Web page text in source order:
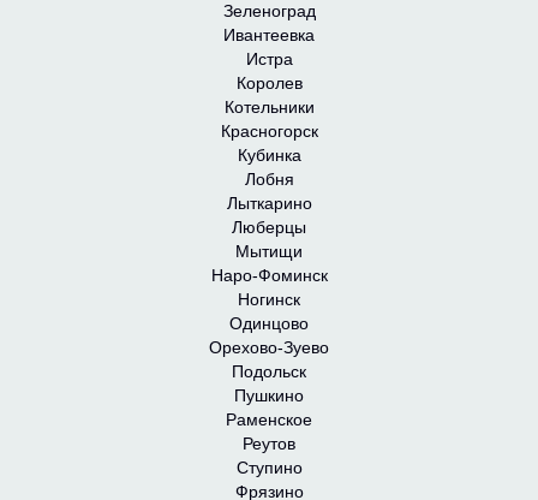
Зеленоград
Ивантеевка
Истра
Королев
Котельники
Красногорск
Кубинка
Лобня
Лыткарино
Люберцы
Мытищи
Наро-Фоминск
Ногинск
Одинцово
Орехово-Зуево
Подольск
Пушкино
Раменское
Реутов
Ступино
Фрязино